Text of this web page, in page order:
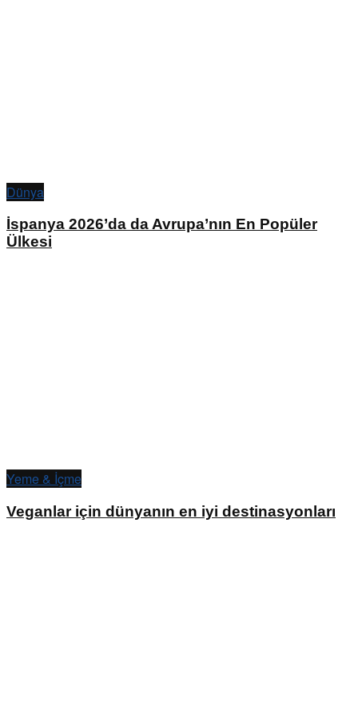
Dünya
İspanya 2026’da da Avrupa’nın En Popüler
Ülkesi
Yeme & İçme
Veganlar için dünyanın en iyi destinasyonları